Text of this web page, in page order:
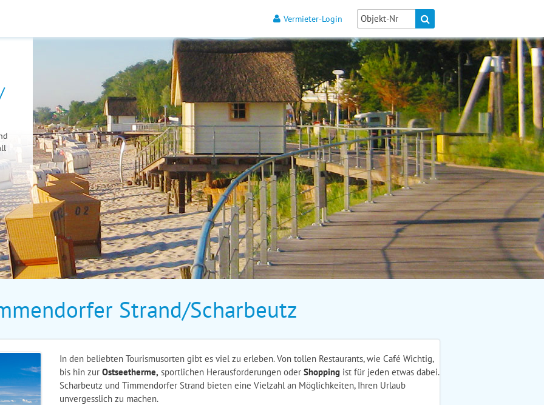
Vermieter-Login
Strand/Scharbeutz
In den beliebten Tourismusorten gibt es viel zu erleben. Von tollen Restaurants, wie Café Wichtig,
bis hin zur Ostseetherme, sportlichen Herausforderungen oder Shoppingist für jeden etwas dabei.
Scharbeutz und Timmendorfer Strand bieten eine Vielzahl an Möglichkeiten, Ihren Urlaub
unvergesslich zu machen.